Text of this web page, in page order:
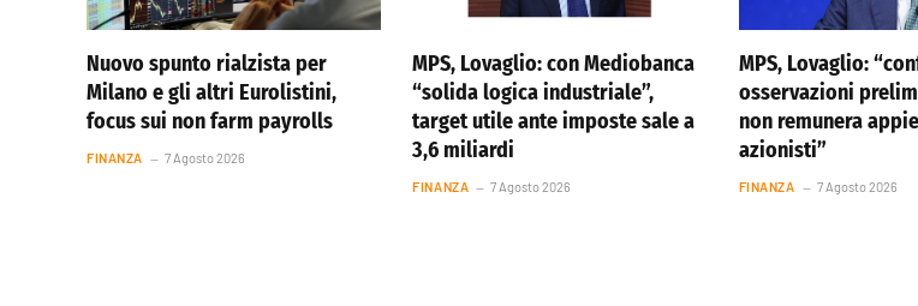
Nuovo spunto rialzista per
Milano e gli altri Eurolistini,
focus sui non farm payrolls
FINANZA 7 Agosto 2026
MPS, Lovaglio: con Mediobanca
“solida logica industriale”,
target utile ante imposte sale a
3,6 miliardi
FINANZA 7 Agosto 2026
MPS, Lovaglio:
osservazioni
non remunera
azionisti”
FINANZA 7 Agosto 2026